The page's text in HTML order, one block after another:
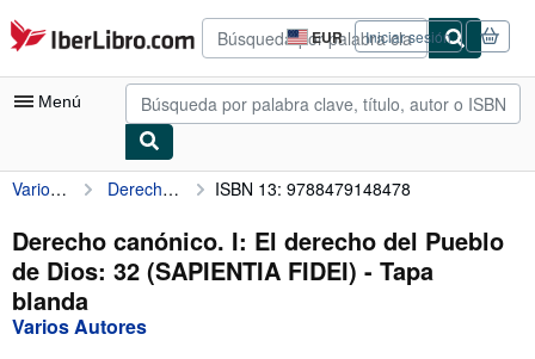
Pasar al contenido principal
IberLibro.com EUR
Preferencias
de
compra
del
Iniciar sesión
Menú
Mi cuenta
Consultar mis pedidos
Búsqueda avanzada
Colecciones
Varios Autores Derecho canónico. I: El derecho del Pueblo de Dios: 32 (SAPIENTIA FIDEI) ISBN 13: 9788479148478
Derecho canónico. I: El derecho del Pueblo
de Dios: 32 (SAPIENTIA FIDEI) - Tapa
blanda
Varios Autores